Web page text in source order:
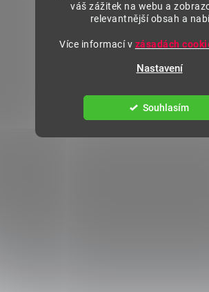
váš zážitek na webu a
relevantnější obsah a
Více informací v zásadách
Nastavení
Souhlasím